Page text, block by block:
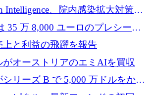
ムを拡大するために 1,740 万ド
Intelligence、院内感染拡大対策に
を確保
35 万 8,000 ユーロのプレシード
小売業のスプレッドシートをター
います
上と利益の飛躍を報告
がオーストリアのエミAIを買収
シリーズ B で 5,000 万ドルをかけ
パ大陸法用の法律 AI を構築